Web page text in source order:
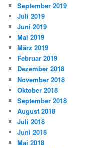
September 2019
Juli 2019
Juni 2019
Mai 2019
März 2019
Februar 2019
Dezember 2018
November 2018
Oktober 2018
September 2018
August 2018
Juli 2018
Juni 2018
Mai 2018